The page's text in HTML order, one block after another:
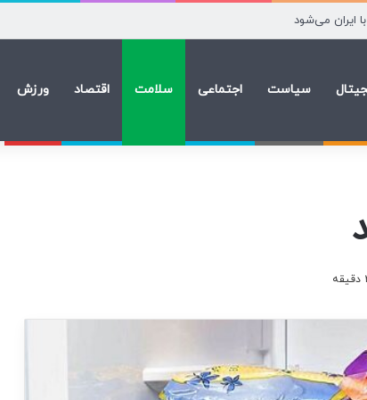
بهره در سپتامبر شرط بستند
سیاست اجتماعی سلامت اقتصاد ورزش